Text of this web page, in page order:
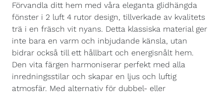
Förvandla ditt hem med våra eleganta glidhängda
fönster i 2 luft 4 rutor design, tillverkade av kvalitets
trä i en fräsch vit nyans. Detta klassiska material ger
inte bara en varm och inbjudande känsla, utan
bidrar också till ett hållbart och energisnålt hem.
Den vita färgen harmoniserar perfekt med alla
inredningsstilar och skapar en ljus och luftig
atmosfär. Med alternativ för dubbel- eller